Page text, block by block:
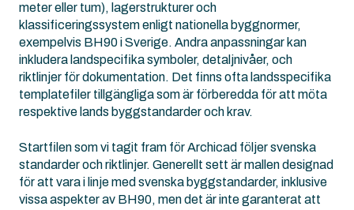
meter eller tum), lagerstrukturer och
klassificeringssystem enligt nationella byggnormer,
exempelvis BH90 i Sverige. Andra anpassningar kan
inkludera landspecifika symboler, detaljnivåer, och
riktlinjer för dokumentation. Det finns ofta landsspecifika
templatefiler tillgängliga som är förberedda för att möta
respektive lands byggstandarder och krav.
Startfilen som vi tagit fram för Archicad följer svenska
standarder och riktlinjer. Generellt sett är mallen designad
för att vara i linje med svenska byggstandarder, inklusive
vissa aspekter av BH90, men det är inte garanterat att